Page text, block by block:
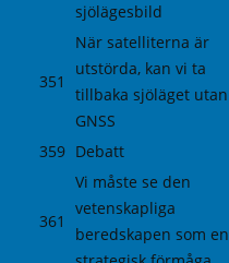
sjölägesbild
351
När satelliterna är
utstörda, kan vi ta
tillbaka sjöläget utan
GNSS
359 Debatt
361
Vi måste se den
vetenskapliga
beredskapen som en